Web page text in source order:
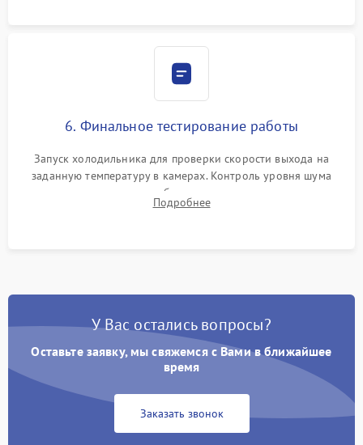
6. Финальное тестирование работы
Запуск холодильника для проверки скорости выхода на
заданную температуру в камерах. Контроль уровня шума
компрессора, отсутствия обмерзания стенок и корректного
срабатывания системы автоматической оттайки.
Подробнее
У Вас остались вопросы?
Оставьте заявку, мы свяжемся с Вами в ближайшее
время
Заказать звонок